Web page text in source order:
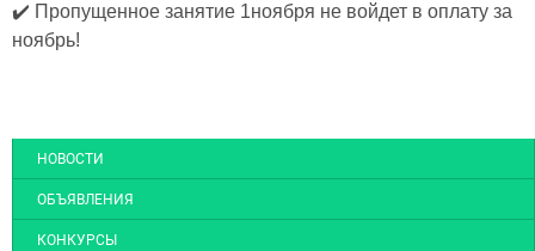
✔️ Пропущенное занятие 1ноября не войдет в оплату за
ноябрь!
НОВОСТИ
ОБЪЯВЛЕНИЯ
КОНКУРСЫ